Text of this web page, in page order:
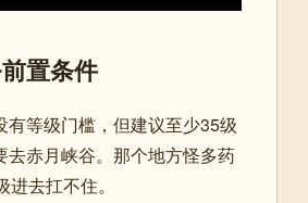
置条件
有等级门槛，但建议至少35级
去赤月峡谷。那个地方怪多药
去扛不住。